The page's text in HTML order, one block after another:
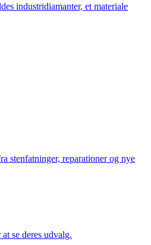
industridiamanter, et materiale
stenfatninger, reparationer og nye
se deres udvalg.